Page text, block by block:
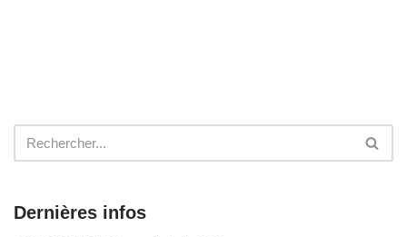
Dernières infos